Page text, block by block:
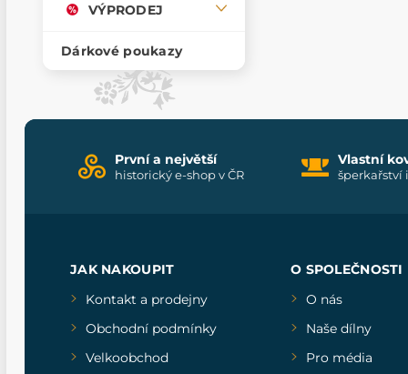
VÝPRODEJ
Dárkové poukazy
První a největší
historický e-shop v ČR
Vlastní
šperkařství
JAK NAKOUPIT
Kontakt a prodejny
Obchodní podmínky
Velkoobchod
O SPOLEČNOSTI
O nás
Naše dílny
Pro média